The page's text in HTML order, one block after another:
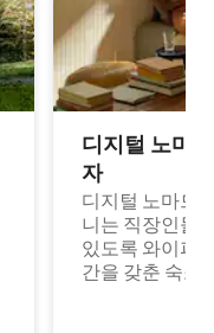
디지털 노마
자
디지털 노마드
니는 직장인들
있도록 와이파
간을 갖춘 숙소